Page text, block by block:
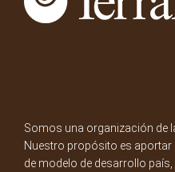
Somos una organización de
Nuestro propósito es aportar
de modelo de desarrollo